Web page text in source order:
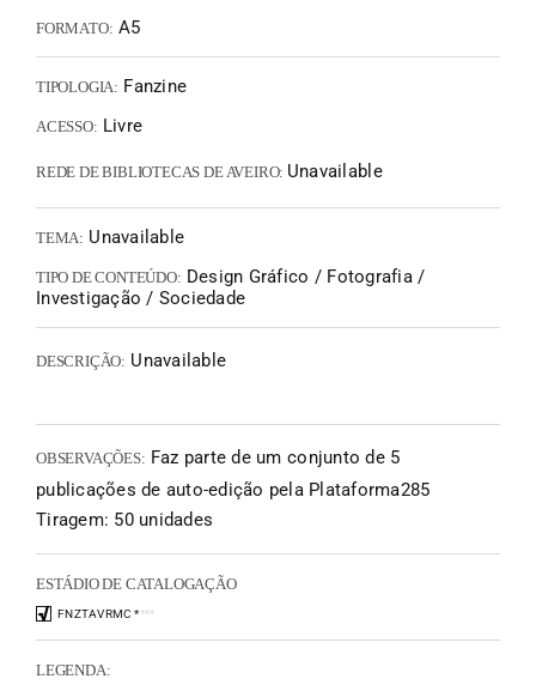
FORMATO: A5
TIPOLOGIA: Fanzine
ACESSO: Livre
REDE DE BIBLIOTECAS DE AVEIRO: Unavailable
TEMA: Unavailable
TIPO DE CONTEÚDO: Design Gráfico / Fotografia /
Investigação / Sociedade
DESCRIÇÃO: Unavailable
OBSERVAÇÕES: Faz parte de um conjunto de 5
publicações de auto-edição pela Plataforma285
Tiragem: 50 unidades
ESTÁDIO DE CATALOGAÇÃO
FNZTAVRMC ****
LEGENDA: